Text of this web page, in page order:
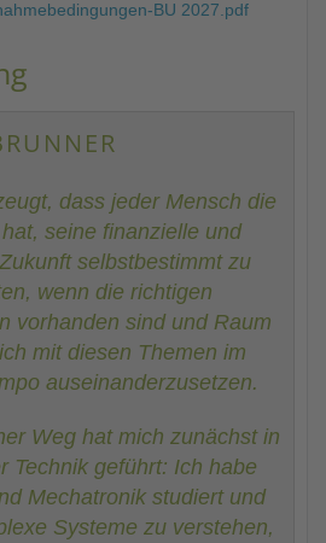
BU 2027.pdf
dass jeder Mensch die
seine finanzielle und
selbstbestimmt zu
wenn die richtigen
vorhanden sind und Raum
mit diesen Themen im
auseinanderzusetzen.
Weg hat mich zunächst in
Technik geführt: Ich habe
Mechatronik studiert und
Systeme zu verstehen,